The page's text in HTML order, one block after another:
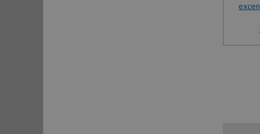
Nezbytně nutné
stránky nelze